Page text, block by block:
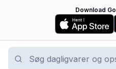
Download